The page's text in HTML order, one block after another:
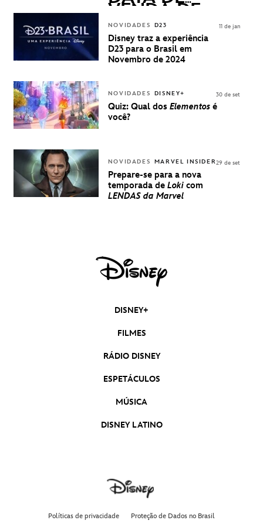
VENDA DE
INGRESSOS
PARA A D23
BRASIL -
UMA
DISNEY
NOVIDADES D23
Disney traz a experiência
D23 para o Brasil em
Novembro de 2024
11 de jan
NOVIDADES DISNEY+
Quiz: Qual dos Elementos é
você?
30 de set
NOVIDADES MARVEL INSIDER
Prepare-se para a nova
temporada de Loki com
LENDAS da Marvel
29 de set
DISNEY+
FILMES
RÁDIO DISNEY
ESPETÁCULOS
MÚSICA
DISNEY LATINO
Políticas de privacidade Proteção de Dados no Brasil